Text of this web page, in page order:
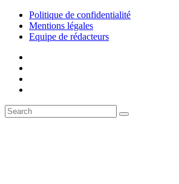
Politique de confidentialité
Mentions légales
Equipe de rédacteurs